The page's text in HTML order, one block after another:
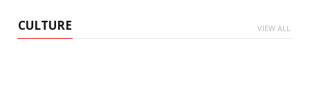
CULTURE VIEW ALL